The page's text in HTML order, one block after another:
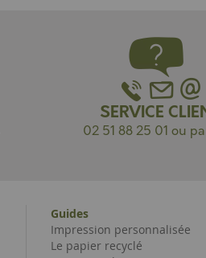
SERVICE
02 51 88 25 01 ou
Guides
Impression personnalisée
Le papier recyclé